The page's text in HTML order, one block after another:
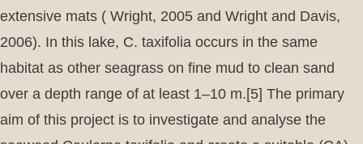
extensive mats ( Wright, 2005 and Wright and Davis,
2006). In this lake, C. taxifolia occurs in the same
habitat as other seagrass on fine mud to clean sand
over a depth range of at least 1–10 m.[5] The primary
aim of this project is to investigate and analyse the